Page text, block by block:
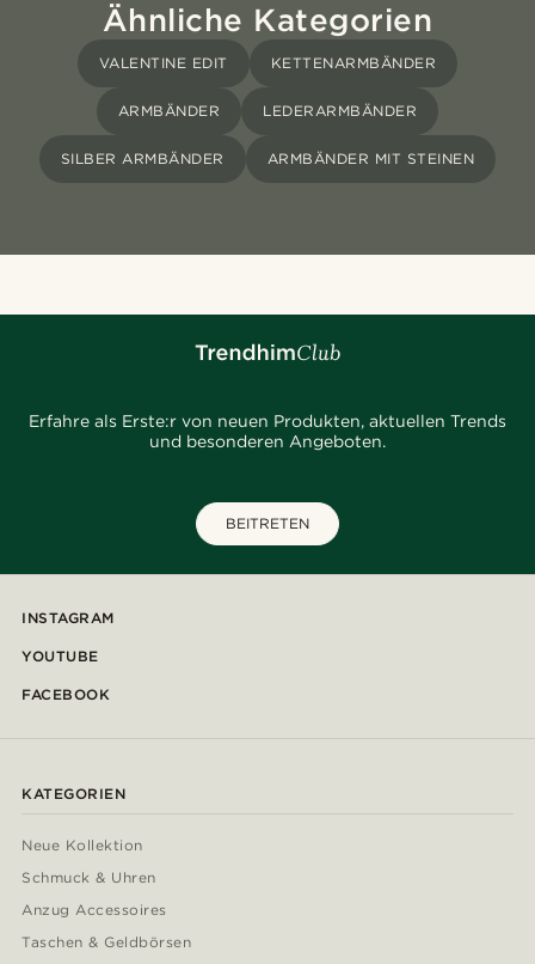
Ähnliche Kategorien
VALENTINE EDIT KETTENARMBÄNDER
ARMBÄNDER LEDERARMBÄNDER
SILBER ARMBÄNDER ARMBÄNDER MIT STEINEN
Erfahre als Erste:r von neuen Produkten, aktuellen Trends
und besonderen Angeboten.
BEITRETEN
INSTAGRAM
YOUTUBE
FACEBOOK
KATEGORIEN
Neue Kollektion
Schmuck & Uhren
Anzug Accessoires
Taschen & Geldbörsen